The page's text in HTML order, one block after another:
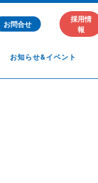
お問合せ
採用情
報
お知らせ&イベント